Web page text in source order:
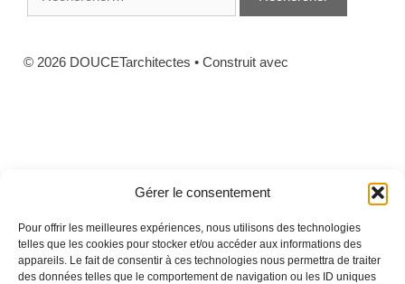
Gérer le consentement
Pour offrir les meilleures expériences, nous utilisons des technologies
telles que les cookies pour stocker et/ou accéder aux informations des
appareils. Le fait de consentir à ces technologies nous permettra de traiter
des données telles que le comportement de navigation ou les ID uniques
© 2026 DOUCETarchitectes • Construit avec